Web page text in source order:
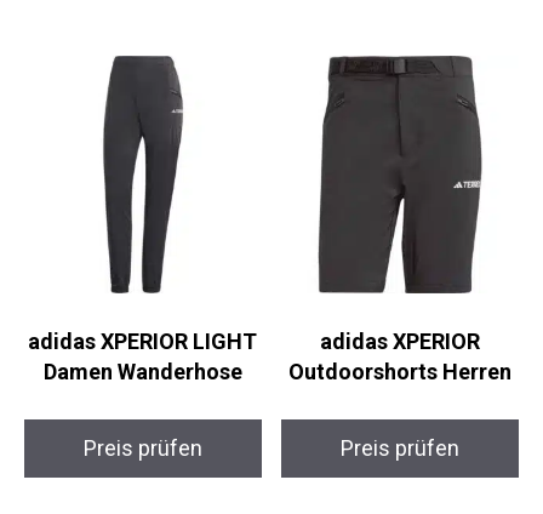
adidas XPERIOR
Wanderhose
Preis prüfen
adidas XPERIOR
Preis prüfen